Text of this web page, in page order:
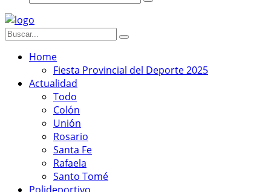
Home
Fiesta Provincial del Deporte 2025
Actualidad
Todo
Colón
Unión
Rosario
Santa Fe
Rafaela
Santo Tomé